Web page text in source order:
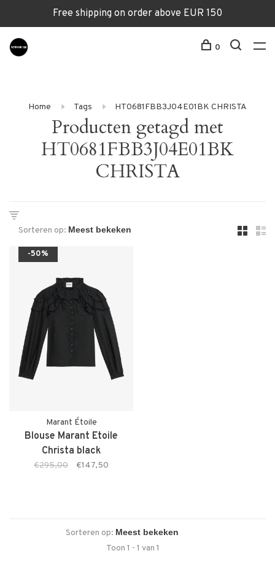
Free shipping on order above EUR 150
0
Home Tags HT0681FBB3J04E01BK CHRISTA
Producten getagd met
HT0681FBB3J04E01BK
CHRISTA
Sorteren op:
-50%
Marant Étoile
Blouse Marant Etoile
Christa black
€295,00 €147,50
Sorteren op:
Toon 1 - 1 van 1